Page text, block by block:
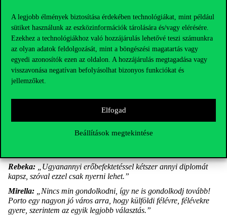
A legjobb élmények biztosítása érdekében technológiákat, mint például
sütiket használunk az eszközinformációk tárolására és/vagy elérésére.
Ezekhez a technológiákhoz való hozzájárulás lehetővé teszi számunkra
az olyan adatok feldolgozását, mint a böngészési magatartás vagy
egyedi azonosítók ezen az oldalon. A hozzájárulás megtagadása vagy
visszavonása negatívan befolyásolhat bizonyos funkciókat és
jellemzőket.
Elfogad
Beállítások megtekintése
emberrel, akkor tényleg van olyan nap, hogy senki sem szól
hozzád. Ilyenkor voltak jók az ESN-es vagy erasmusos
események. Ez egy kihívás, amin át kell lendülni az első
hetekben.”
Mit tanácsoltok jövőbeli társaitoknak, vagy olyanoknak, akik
gondolkodnak részt venni egy ilyen programon?
az egyetem nem is kezdődik el, akkor is egy hónappal előtte, hogy
kényelmesen be tudjanak rendezkedni, és elkezdjenek
Alexa és Mirella hozzátette, hogy a korai kiutazás a barátok
Rebeka: „Ugyanannyi erőbefektetéssel kétszer annyi diplomát
kapsz, szóval ezzel csak nyerni lehet.”
Mirella: „Nincs min gondolkodni, így ne is gondolkodj tovább!
Porto egy nagyon jó város arra, hogy külföldi félévre, félévekre
gyere, szerintem az egyik legjobb választás.”